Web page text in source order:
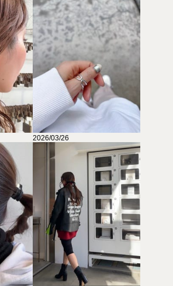
2026/03/26